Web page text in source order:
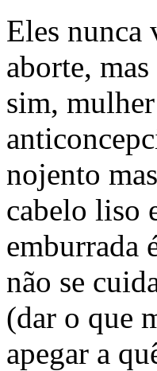
Eles nunca
aborte,
sim,
nojento
cabelo liso
emburrada
não se
(dar o que
apegar a